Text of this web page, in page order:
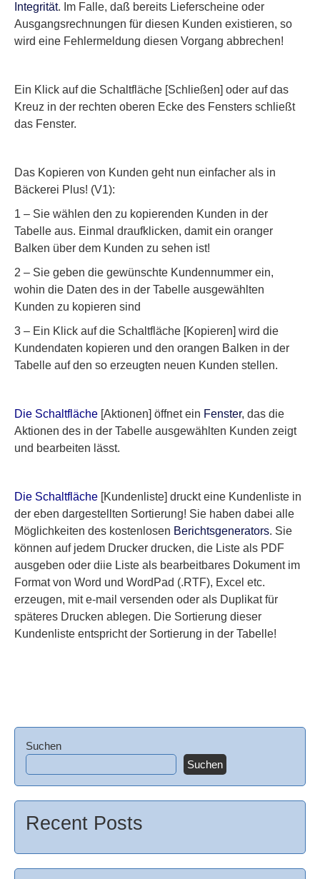
Integrität. Im Falle, daß bereits Lieferscheine oder
Ausgangsrechnungen für diesen Kunden existieren, so
wird eine Fehlermeldung diesen Vorgang abbrechen!
Ein Klick auf die Schaltfläche [Schließen] oder auf das
Kreuz in der rechten oberen Ecke des Fensters schließt
das Fenster.
Das Kopieren von Kunden geht nun einfacher als in
Bäckerei Plus! (V1):
1 – Sie wählen den zu kopierenden Kunden in der
Tabelle aus. Einmal draufklicken, damit ein oranger
Balken über dem Kunden zu sehen ist!
2 – Sie geben die gewünschte Kundennummer ein,
wohin die Daten des in der Tabelle ausgewählten
Kunden zu kopieren sind
3 – Ein Klick auf die Schaltfläche [Kopieren] wird die
Kundendaten kopieren und den orangen Balken in der
Tabelle auf den so erzeugten neuen Kunden stellen.
Die Schaltfläche [Aktionen] öffnet ein Fenster, das die
Aktionen des in der Tabelle ausgewählten Kunden zeigt
und bearbeiten lässt.
Die Schaltfläche [Kundenliste] druckt eine Kundenliste in
der eben dargestellten Sortierung! Sie haben dabei alle
Möglichkeiten des kostenlosen Berichtsgenerators. Sie
können auf jedem Drucker drucken, die Liste als PDF
ausgeben oder diie Liste als bearbeitbares Dokument im
Format von Word und WordPad (.RTF), Excel etc.
erzeugen, mit e-mail versenden oder als Duplikat für
späteres Drucken ablegen. Die Sortierung dieser
Kundenliste entspricht der Sortierung in der Tabelle!
Suchen
Suchen
Recent Posts